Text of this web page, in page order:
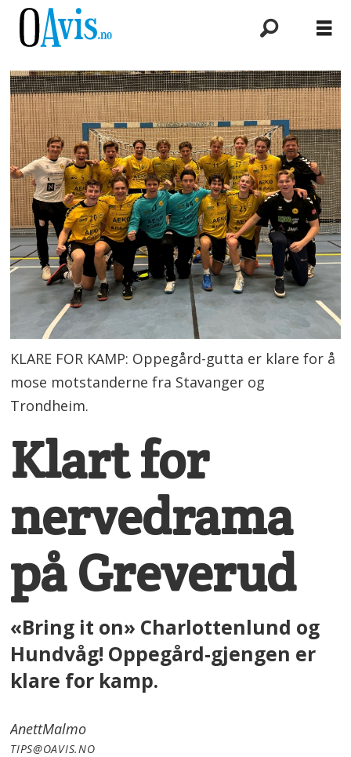
KLARE FOR KAMP: Oppegård-gutta er klare for å
mose motstanderne fra Stavanger og
Trondheim.
Klart for
nervedrama
på Greverud
«Bring it on» Charlottenlund og
Hundvåg! Oppegård-gjengen er
klare for kamp.
AnettMalmo
TIPS@OAVIS.NO